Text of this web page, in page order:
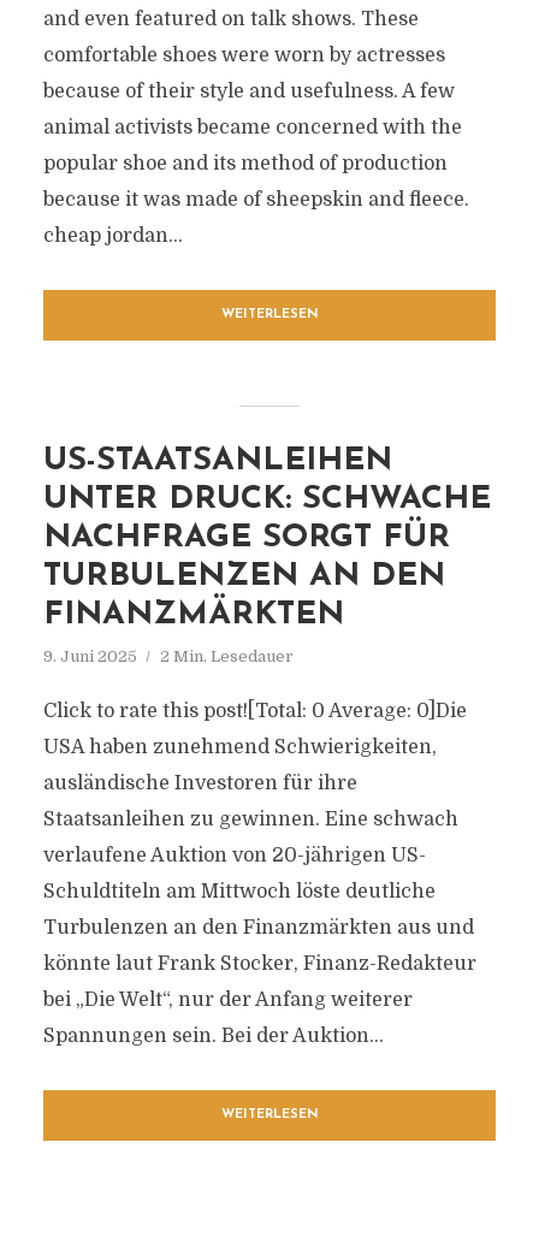
and even featured on talk shows. These
comfortable shoes were worn by actresses
because of their style and usefulness. A few
animal activists became concerned with the
popular shoe and its method of production
because it was made of sheepskin and fleece.
cheap jordan...
WEITERLESEN
US-STAATSANLEIHEN
UNTER DRUCK: SCHWACHE
NACHFRAGE SORGT FÜR
TURBULENZEN AN DEN
FINANZMÄRKTEN
9. Juni 2025 2 Min. Lesedauer
Click to rate this post![Total: 0 Average: 0]Die
USA haben zunehmend Schwierigkeiten,
ausländische Investoren für ihre
Staatsanleihen zu gewinnen. Eine schwach
verlaufene Auktion von 20-jährigen US-
Schuldtiteln am Mittwoch löste deutliche
Turbulenzen an den Finanzmärkten aus und
könnte laut Frank Stocker, Finanz-Redakteur
bei „Die Welt“, nur der Anfang weiterer
Spannungen sein. Bei der Auktion...
WEITERLESEN